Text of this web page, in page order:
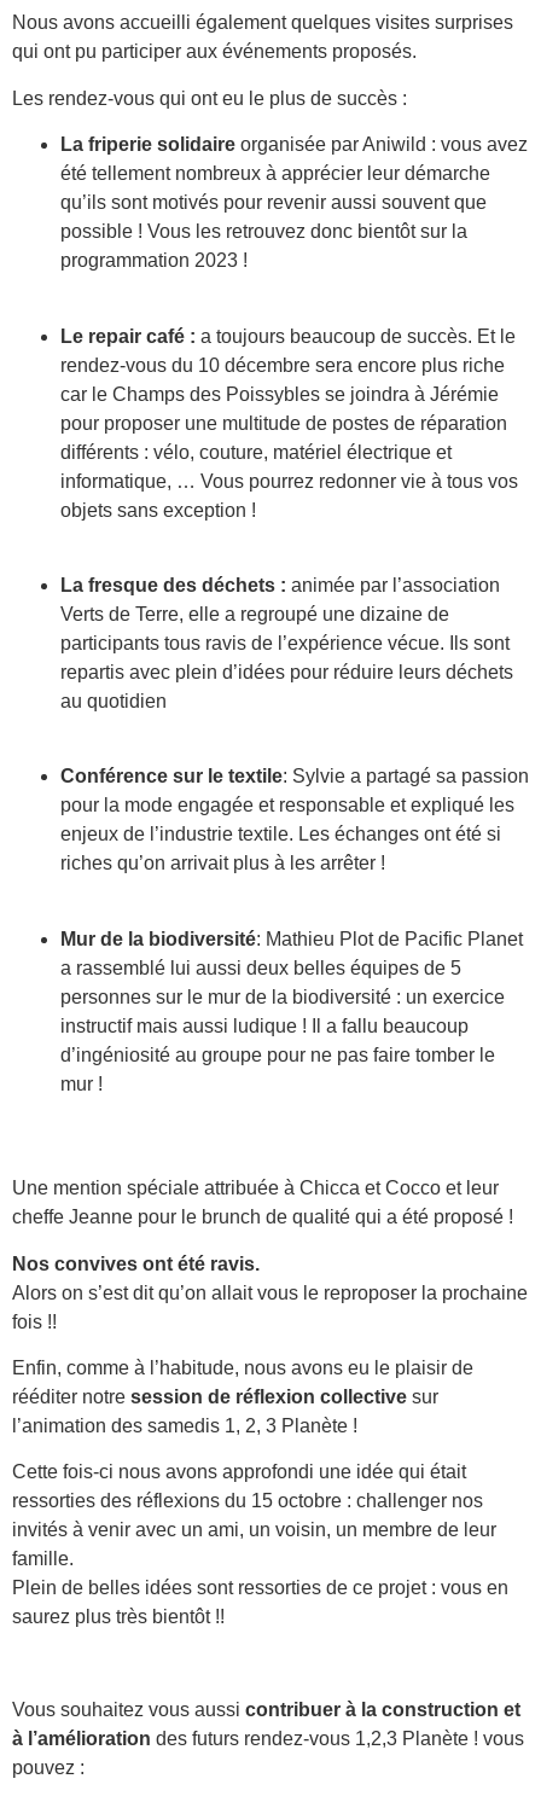
Nous avons accueilli également quelques visites surprises
qui ont pu participer aux événements proposés.
Les rendez-vous qui ont eu le plus de succès :
La friperie solidaire organisée par Aniwild : vous avez
été tellement nombreux à apprécier leur démarche
qu’ils sont motivés pour revenir aussi souvent que
possible ! Vous les retrouvez donc bientôt sur la
programmation 2023 !
Le repair café : a toujours beaucoup de succès. Et le
rendez-vous du 10 décembre sera encore plus riche
car le Champs des Poissybles se joindra à Jérémie
pour proposer une multitude de postes de réparation
différents : vélo, couture, matériel électrique et
informatique, … Vous pourrez redonner vie à tous vos
objets sans exception !
La fresque des déchets : animée par l’association
Verts de Terre, elle a regroupé une dizaine de
participants tous ravis de l’expérience vécue. Ils sont
repartis avec plein d’idées pour réduire leurs déchets
au quotidien
Conférence sur le textile: Sylvie a partagé sa passion
pour la mode engagée et responsable et expliqué les
enjeux de l’industrie textile. Les échanges ont été si
riches qu’on arrivait plus à les arrêter !
Mur de la biodiversité: Mathieu Plot de Pacific Planet
a rassemblé lui aussi deux belles équipes de 5
personnes sur le mur de la biodiversité : un exercice
instructif mais aussi ludique ! Il a fallu beaucoup
d’ingéniosité au groupe pour ne pas faire tomber le
mur !
Une mention spéciale attribuée à Chicca et Cocco et leur
cheffe Jeanne pour le brunch de qualité qui a été proposé !
Nos convives ont été ravis.
Alors on s’est dit qu’on allait vous le reproposer la prochaine
fois !!
Enfin, comme à l’habitude, nous avons eu le plaisir de
rééditer notre session de réflexion collective sur
l’animation des samedis 1, 2, 3 Planète !
Cette fois-ci nous avons approfondi une idée qui était
ressorties des réflexions du 15 octobre : challenger nos
invités à venir avec un ami, un voisin, un membre de leur
famille.
Plein de belles idées sont ressorties de ce projet : vous en
saurez plus très bientôt !!
Vous souhaitez vous aussi contribuer à la construction et
à l’amélioration des futurs rendez-vous 1,2,3 Planète ! vous
pouvez :